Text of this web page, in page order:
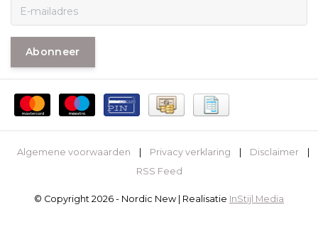
Abonneer
Algemene voorwaarden Privacy verklaring Disclaimer
RSS Feed
© Copyright 2026 - Nordic New | Realisatie InStijl Media